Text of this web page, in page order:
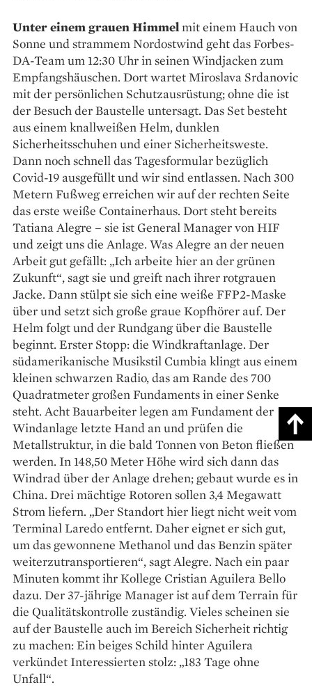
Unter einem grauen Himmelmit einem Hauch von
Sonne und strammem Nordostwind geht das Forbes-
DA-Team um 12:30 Uhr in seinen Windjacken zum
Empfangshäuschen. Dort wartet Miroslava Srdanovic
mit der persönlichen Schutzausrüstung; ohne die ist
der Besuch der Baustelle untersagt. Das Set besteht
aus einem knallweißen Helm, dunklen
Sicherheitsschuhen und einer Sicherheitsweste.
Dann noch schnell das Tagesformular bezüglich
Covid-19 ausgefüllt und wir sind entlassen. Nach 300
Metern Fußweg erreichen wir auf der rechten Seite
das erste weiße Containerhaus. Dort steht bereits
Tatiana Alegre – sie ist General Manager von HIF
und zeigt uns die Anlage. Was Alegre an der neuen
Arbeit gut gefällt: „Ich arbeite hier an der grünen
Zukunft“, sagt sie und greift nach ihrer rotgrauen
Jacke. Dann stülpt sie sich eine weiße FFP2-Maske
über und setzt sich große graue Kopfhörer auf. Der
Helm folgt und der Rundgang über die Baustelle
beginnt. Erster Stopp: die Windkraftanlage. Der
südamerikanische Musikstil Cumbia klingt aus einem
kleinen schwarzen Radio, das am Rande des 700
Quadratmeter großen Fundaments in einer Senke
steht. Acht Bauarbeiter legen am Fundament der
Windanlage letzte Hand an und prüfen die
Metallstruktur, in die bald Tonnen von Beton fließen
werden. In 148,50 Meter Höhe wird sich dann das
Windrad über der Anlage drehen; ge­baut wurde es in
China. Drei mächtige Rotoren sollen 3,4 Megawatt
Strom liefern. „Der Standort hier liegt nicht weit vom
Terminal Laredo entfernt. Daher eignet er sich gut,
um das gewonnene Methanol und das Benzin später
weiterzutransportieren“, sagt Alegre. Nach ein paar
Minuten kommt ihr Kollege Cristian Aguilera Bello
dazu. Der 37-jährige Manager ist auf dem Terrain für
die Qualitätskontrolle zuständig. Vieles scheinen sie
auf der Baustelle auch im Bereich Sicherheit richtig
zu machen: Ein beiges Schild hinter Aguilera
verkündet Interessierten stolz: „183 Tage ohne
Unfall“.